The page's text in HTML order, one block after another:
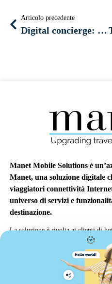
Articolo precedente
Digital concierge: un’innovazione smart per i viaggi in crociera sui grandi fiumi
Manet Mobile Solutions è
Manet, una soluzione digitale
viaggiatori connettività
universo di servizi e
destinazione.
La soluzione è rivolta ai clienti di
autonoleggi, tour operator e
provider di servizi nell’ambito dei